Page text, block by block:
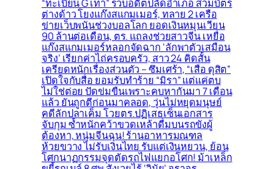
“ทะเบียน G เทา” รวบอดีตปลัดอำเภอ สวมบัตร
ต่างด้าว โยงแก๊งสแกมเมอร์, ทลาย 2 เครือ
ข่ายเว็บพนันช่วงบอลโลก ยอดเงินหมุนเวียน
90 ล้านต่อเดือน, ตร. แถลงช่วยสาวจีน เหยื่อ
แก๊งสแกมเมอร์หลอกจัดฉาก ‘ลักพาตัวเสมือน
จริง’ เรียกค่าไถ่ครอบครัว, สาว 24 คิดสั้น
เครียดหนักเรื่องส่วนตัว – ซึมเศร้า, “เสือ ดุสิต”
เปิดใจกับสื่อ ยอมรับทำร้าย “มิรา” แต่แค่ตบ
ไม่ใช่ต่อย ปัดข่มขืนเพราะคบหากันมา 7 เดือน
แล้ว ยันถูกตีก่อนมาคลอด, วุ่นไม่หยุดมนุษย์
คดีลักปลาเค็ม โวยตร.ปฏิเสธเซ็นเอกสาร
จับกุม ซ้ำหนักคว้าขวดเหล้าดื่มบนรถขังผู้
ต้องหา, หนุ่มจีนฉุน! ร้านอาหารมณฑล
ห้วยขวาง ไม่รับเงินไทย รับแต่เงินหยวน, ย้อน
โศกนาฏกรรมจุดตัดรถไฟแยกอโศก! ม้าเหล็ก